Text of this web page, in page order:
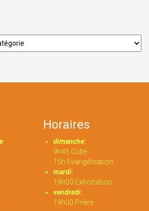
Horaires
dimanche:
9h45 Culte
15h Evangélisation
mardi:
19h00 Exhortation
vendredi:
19h00 Prière